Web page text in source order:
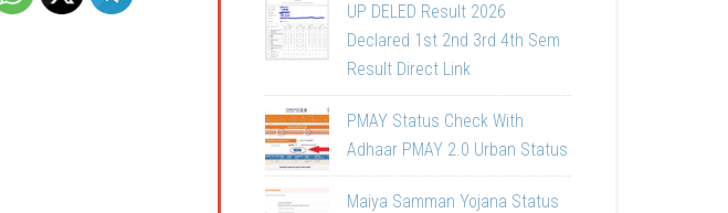
UP DELED Result 2026
Declared 1st 2nd 3rd 4th Sem
Result Direct Link
PMAY Status Check With
Adhaar PMAY 2.0 Urban Status
Maiya Samman Yojana Status